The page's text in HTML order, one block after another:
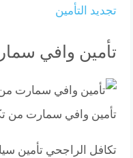
تجديد التأمين
تأمين وافي
تأمين وافي سمارت من
تكافل الراجحي تأمين